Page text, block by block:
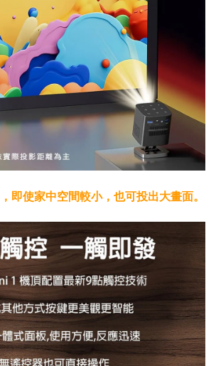
即使家中空間較小，也可投出大畫面。